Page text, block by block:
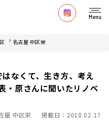
Menu
名古屋 中区栄
なくて、生き方、考え
・原さんに聞いたリノベ
屋 中区栄 掲載日：2018.02.17